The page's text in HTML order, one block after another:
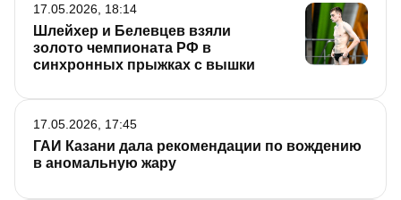
качелях, которые сопровождали почти все игры
Кубка, – в репортаже «РТ».
Шлейхер и Белевцев взяли
золото чемпионата РФ в
синхронных прыжках с вышки
17.05.2026, 18:14
ГАИ Казани дала рекомендации по вождению
в аномальную жару
17.05.2026, 17:45